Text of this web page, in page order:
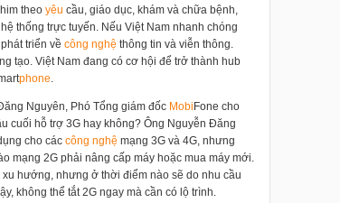
theo yêu cầu, giáo dục, khám và chữa bệnh,
thống trực tuyến. Nếu Việt Nam nhanh chóng
triển về công nghệ thông tin và viễn thông.
tạo. Việt Nam đang có cơ hội để trở thành hub
phone.
Nguyên, Phó Tổng giám đốc Mobi Fone cho
cuối hỗ trợ 3G hay không? Ông Nguyễn Đăng
cho các công nghệ mạng 3G và 4G, nhưng
mạng 2G phải nâng cấp máy hoặc mua máy mới.
xu hướng, nhưng ở thời điểm nào sẽ do nhu cầu
không thể tắt 2G ngay mà cần có lộ trình.